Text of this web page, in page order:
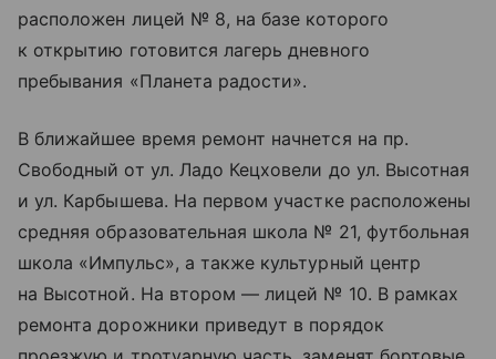
расположен лицей № 8, на базе которого
к открытию готовится лагерь дневного
пребывания «Планета радости».
В ближайшее время ремонт начнется на пр.
Свободный от ул. Ладо Кецховели до ул. Высотная
и ул. Карбышева. На первом участке расположены
средняя образовательная школа № 21, футбольная
школа «Импульс», а также культурный центр
на Высотной. На втором — лицей № 10. В рамках
ремонта дорожники приведут в порядок